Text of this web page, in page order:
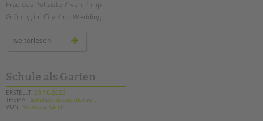
Frau des Polizisten“ von Philip
Gröning im City Kino Wedding.
weiterlesen präventionswochen
und
in
schulen
Schule als Garten
ERSTELLT 24.10.2022
THEMA SchuleSchulsozialarbeit
VON
Vanessa Karch